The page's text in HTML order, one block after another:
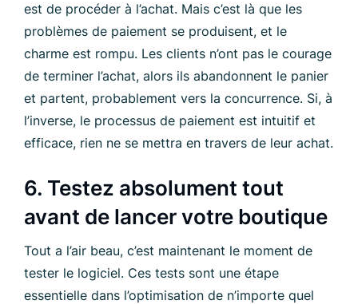
est de procéder à l’achat. Mais c’est là que les
problèmes de paiement se produisent, et le
charme est rompu. Les clients n’ont pas le courage
de terminer l’achat, alors ils abandonnent le panier
et partent, probablement vers la concurrence. Si, à
l’inverse, le processus de paiement est intuitif et
efficace, rien ne se mettra en travers de leur achat.
6. Testez absolument tout
avant de lancer votre boutique
Tout a l’air beau, c’est maintenant le moment de
tester le logiciel. Ces tests sont une étape
essentielle dans l’optimisation de n’importe quel